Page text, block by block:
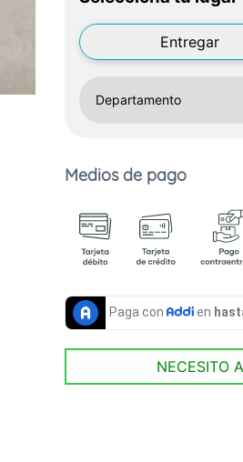
Entregar
Medios de pago
NECESITO